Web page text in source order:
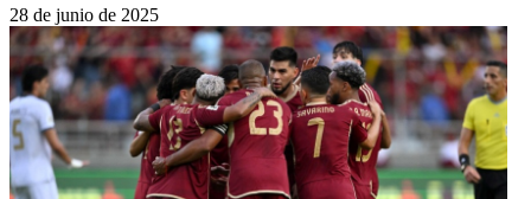
28 de junio de 2025